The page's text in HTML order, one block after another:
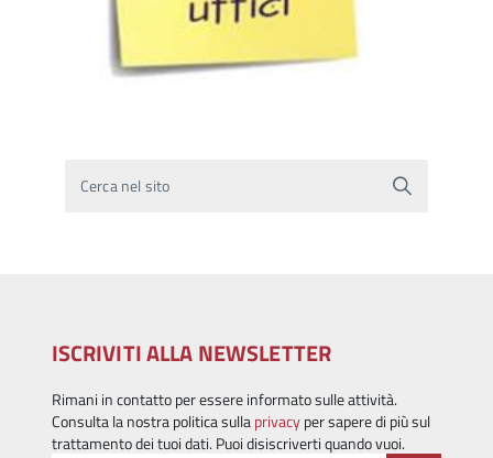
Cerca nel sito
ISCRIVITI ALLA NEWSLETTER
Rimani in contatto per essere informato sulle attività.
Consulta la nostra politica sullaprivacyper sapere di più sul
trattamento dei tuoi dati. Puoi disiscriverti quando vuoi.